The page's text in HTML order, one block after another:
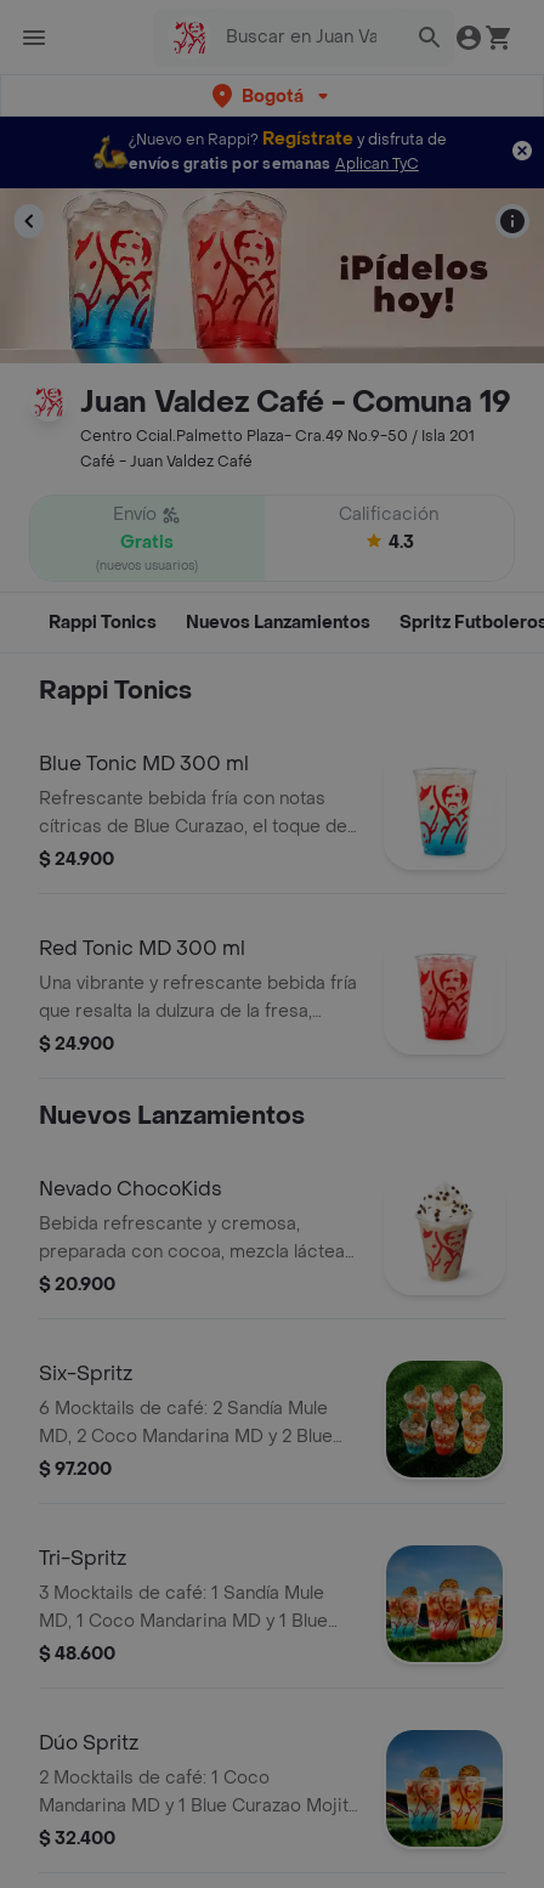
Bogotá
¿Nuevo en Rappi? Regístratey disfruta de
envíos gratis por semanas Aplican TyC
Juan Valdez Café - Comuna 19
Centro Ccial.Palmetto Plaza- Cra.49 No.9-50 / Isla 201
Café - Juan Valdez Café
Envío
Gratis
(nuevos usuarios)
Calificación
4.3
Rappi Tonics Nuevos Lanzamientos Spritz
Rappi Tonics
Blue Tonic MD 300 ml
Refrescante bebida fría con notas
cítricas de Blue Curazao, el toque del
limón, la frescura herbal de mojito y la
$ 24.900
Red Tonic MD 300 ml
Una vibrante y refrescante bebida fría
que resalta la dulzura de la fresa,
equilibrada con el toque cítrico de
$ 24.900
Nuevos Lanzamientos
Nevado ChocoKids
Bebida refrescante y cremosa,
preparada con cocoa, mezcla láctea
reducida en azúcar, decorada con
$ 20.900
Six-Spritz
6 Mocktails de café: 2 Sandía Mule
MD, 2 Coco Mandarina MD y 2 Blue
Curazao Mojito MD. Elígelas con soda
$ 97.200
Tri-Spritz
3 Mocktails de café: 1 Sandía Mule
MD, 1 Coco Mandarina MD y 1 Blue
Curazao Mojito MD. Elígelas con soda
$ 48.600
Dúo Spritz
2 Mocktails de café: 1 Coco
Mandarina MD y 1 Blue Curazao Mojito
MD. Personalízalas pidiéndolas con
$ 32.400